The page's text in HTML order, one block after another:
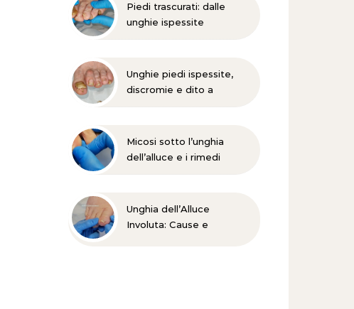
Piedi trascurati: dalle
unghie ispessite
Unghie piedi ispessite,
discromie e dito a
Micosi sotto l’unghia
dell’alluce e i rimedi
Unghia dell’Alluce
Involuta: Cause e